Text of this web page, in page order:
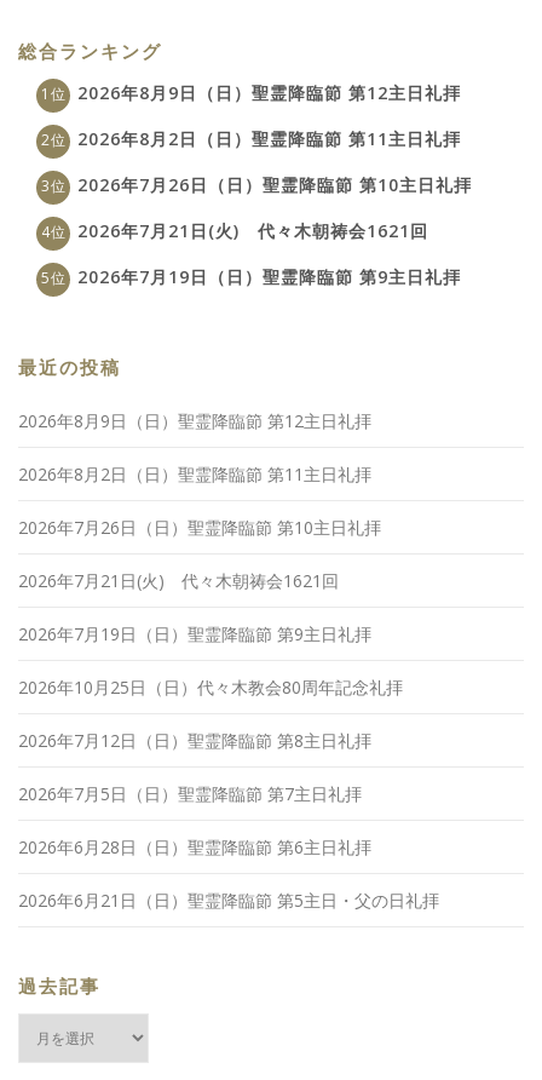
総合ランキング
2026年8月9日（日）聖霊降臨節 第12主日礼拝
2026年8月2日（日）聖霊降臨節 第11主日礼拝
2026年7月26日（日）聖霊降臨節 第10主日礼拝
2026年7月21日(火) 代々木朝祷会1621回
2026年7月19日（日）聖霊降臨節 第9主日礼拝
最近の投稿
2026年8月9日（日）聖霊降臨節 第12主日礼拝
2026年8月2日（日）聖霊降臨節 第11主日礼拝
2026年7月26日（日）聖霊降臨節 第10主日礼拝
2026年7月21日(火) 代々木朝祷会1621回
2026年7月19日（日）聖霊降臨節 第9主日礼拝
2026年10月25日（日）代々木教会80周年記念礼拝
2026年7月12日（日）聖霊降臨節 第8主日礼拝
2026年7月5日（日）聖霊降臨節 第7主日礼拝
2026年6月28日（日）聖霊降臨節 第6主日礼拝
2026年6月21日（日）聖霊降臨節 第5主日・父の日礼拝
過去記事